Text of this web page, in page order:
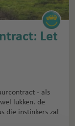
Let
- als
lukken. de
die instinkers zal